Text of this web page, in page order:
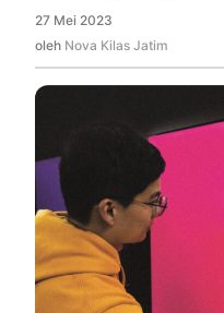
27 Mei 2023
Nova
oleh Nova Kilas Jatim